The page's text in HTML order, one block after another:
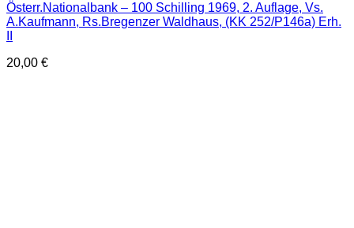
Österr.Nationalbank – 100 Schilling 1969, 2. Auflage, Vs.
A.Kaufmann, Rs.Bregenzer Waldhaus, (KK 252/P146a) Erh.
20,00 €